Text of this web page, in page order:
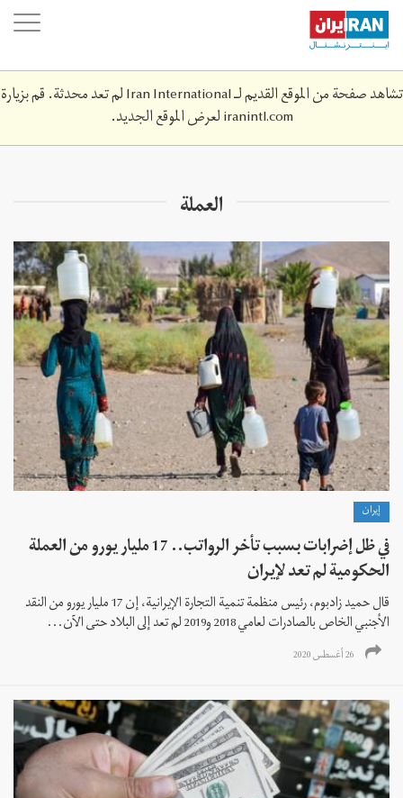
Skip
main
content
تشاهد صفحة من الموقع القديم لـ Iran International لم تعد محدثة. قم بزيارة
iranintl.comلعرض الموقع الجديد.
العملة
إيران
في ظل إضرابات بسبب تأخر الرواتب.. 17 مليار يورو من العملة
الحكومية لم تعد لإيران
قال حميد زادبوم، رئيس منظمة تنمية التجارة الإيرانية، إن 17 مليار يورو من النقد
الأجنبي الخاص بالصادرات لعامي 2018 و2019 لم تعد إلى البلاد حتى الآن...
26 أغسطس 2020